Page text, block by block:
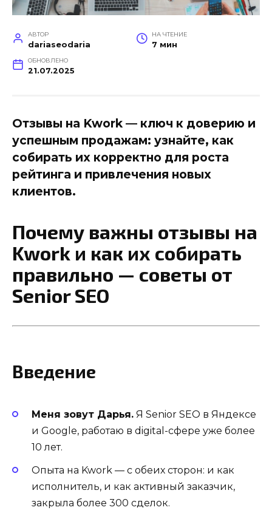
АВТОР
dariaseodaria
НА ЧТЕНИЕ
7 мин
ОБНОВЛЕНО
21.07.2025
Отзывы на Kwork — ключ к доверию и
успешным продажам: узнайте, как
собирать их корректно для роста
рейтинга и привлечения новых
клиентов.
Почему важны отзывы на
Kwork и как их собирать
правильно — советы от
Senior SEO
Введение
Меня зовут Дарья. Я Senior SEO в Яндексе
и Google, работаю в digital-сфере уже более
10 лет.
Опыта на Kwork — с обеих сторон: и как
исполнитель, и как активный заказчик,
закрыла более 300 сделок.